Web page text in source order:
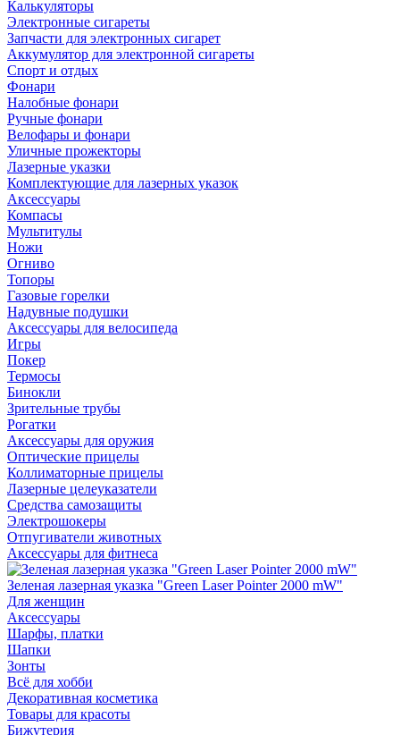
Калькуляторы
Электронные сигареты
Запчасти для электронных сигарет
Аккумулятор для электронной сигареты
Спорт и отдых
Фонари
Налобные фонари
Ручные фонари
Велофары и фонари
Уличные прожекторы
Лазерные указки
Комплектующие для лазерных указок
Аксессуары
Компасы
Мультитулы
Ножи
Огниво
Топоры
Газовые горелки
Надувные подушки
Аксессуары для велосипеда
Игры
Покер
Термосы
Бинокли
Зрительные трубы
Рогатки
Аксессуары для оружия
Оптические прицелы
Коллиматорные прицелы
Лазерные целеуказатели
Средства самозащиты
Электрошокеры
Отпугиватели животных
Аксессуары для фитнеса
Зеленая лазерная указка "Green Laser Pointer 2000 mW"
Для женщин
Аксессуары
Шарфы, платки
Шапки
Зонты
Всё для хобби
Декоративная косметика
Товары для красоты
Бижутерия